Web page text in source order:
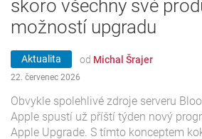
skoro všechny své
možností upgradu
Aktualita od Michal Šrajer
22. červenec 2026
Obvykle spolehlivé zdroje serveru
Apple spustí už příští týden nový
Apple Upgrade. S tímto konceptem